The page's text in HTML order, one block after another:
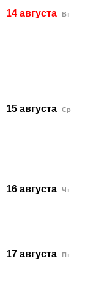
14 августа
Вт
15 августа
Ср
16 августа
Чт
17 августа
Пт